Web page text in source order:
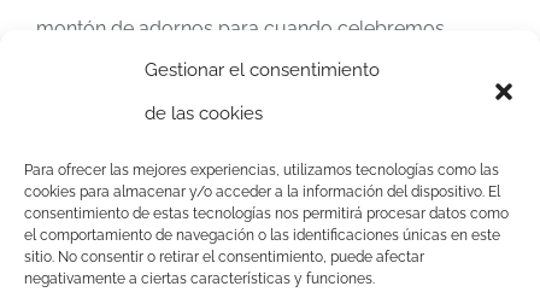
Gestionar el consentimiento
de las cookies
Para ofrecer las mejores experiencias, utilizamos tecnologías como las
cookies para almacenar y/o acceder a la información del dispositivo. El
consentimiento de estas tecnologías nos permitirá procesar datos como
el comportamiento de navegación o las identificaciones únicas en este
sitio. No consentir o retirar el consentimiento, puede afectar
negativamente a ciertas características y funciones.
montón de adornos para cuando celebremos
nuestro cumpleaños. Ah, y unos diplomas de
Brinzal, con unos dibujos preciosos, para
acordarnos de nuestra experiencia en el
campamento urbano de Semana Santa!